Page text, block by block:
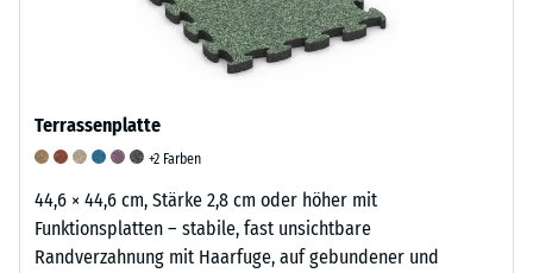
Terrassenplatte
+2 Farben
44,6 × 44,6 cm, Stärke 2,8 cm oder höher mit
Funktionsplatten – stabile, fast unsichtbare
Randverzahnung mit Haarfuge, auf gebundener und